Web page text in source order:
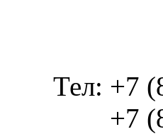
Тел: +7
+7